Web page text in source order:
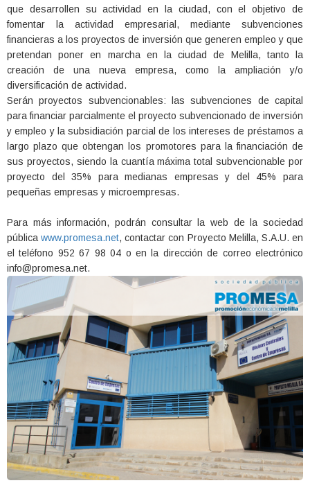
que desarrollen su actividad en la ciudad, con el objetivo de
fomentar la actividad empresarial, mediante subvenciones
financieras a los proyectos de inversión que generen empleo y que
pretendan poner en marcha en la ciudad de Melilla, tanto la
creación de una nueva empresa, como la ampliación y/o
diversificación de actividad.
Serán proyectos subvencionables: las subvenciones de capital
para financiar parcialmente el proyecto subvencionado de inversión
y empleo y la subsidiación parcial de los intereses de préstamos a
largo plazo que obtengan los promotores para la financiación de
sus proyectos, siendo la cuantía máxima total subvencionable por
proyecto del 35% para medianas empresas y del 45% para
pequeñas empresas y microempresas.
Para más información, podrán consultar la web de la sociedad
públicawww.promesa.net, contactar con Proyecto Melilla, S.A.U. en
el teléfono 952 67 98 04 o en la dirección de correo electrónico
info@promesa.net.